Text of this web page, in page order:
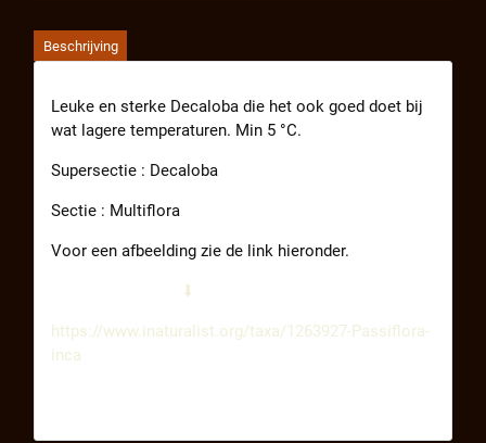
Beschrijving
Leuke en sterke Decaloba die het ook goed doet bij
wat lagere temperaturen. Min 5 °C.
Supersectie : Decaloba
Sectie : Multiflora
Voor een afbeelding zie de link hieronder.
⬇
https://www.inaturalist.org/taxa/1263927-Passiflora-
inca